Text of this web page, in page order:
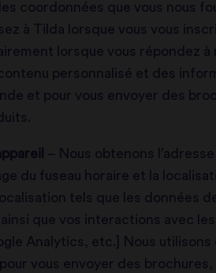
coordonnées que vous nous
à Tilda lorsque vous vous
lorsque vous répondez à
personnalisé et des
et pour vous envoyer des
– Nous obtenons
du fuseau horaire et la
tels que les données
que vos interactions avec
Analytics, etc.] Nous
vous envoyer des